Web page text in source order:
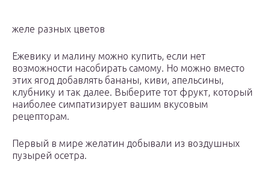
желе разных цветов
Ежевику и малину можно купить, если нет
возможности насобирать самому. Но можно вместо
этих ягод добавлять бананы, киви, апельсины,
клубнику и так далее. Выберите тот фрукт, который
наиболее симпатизирует вашим вкусовым
рецепторам.
Первый в мире желатин добывали из воздушных
пузырей осетра.